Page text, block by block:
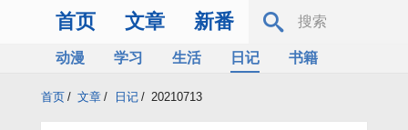
首页 文章 新番
动漫 学习 生活 日记
书籍
首页 / 文章 / 日记 / 20210713